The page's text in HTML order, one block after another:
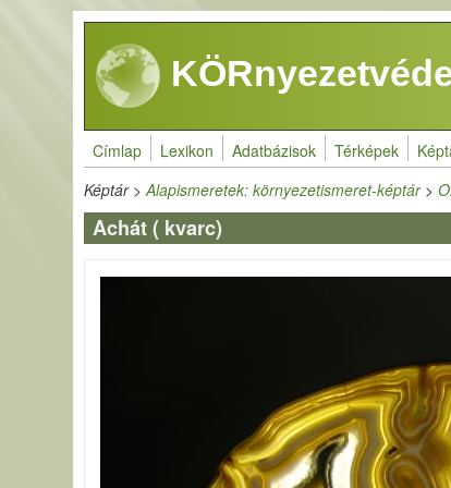
Ugrás a tartalomra
Címlap Lexikon Adatbázisok Térképek
Képtár>Alapismeretek: környezetismeret-képtár>
Achát ( kvarc)